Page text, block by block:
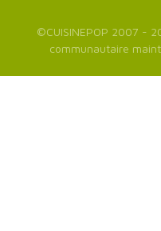
©CUISINEPOP 2007 -
communautaire